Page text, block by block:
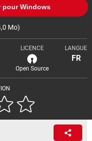
pour Windows
Mo)
LICENCE
Open Source
LANGUE
FR